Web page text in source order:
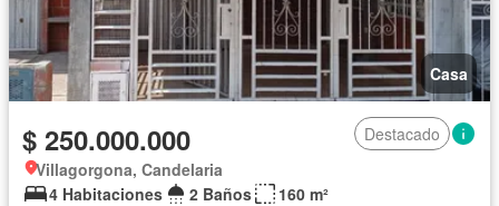
Casa
$ 250.000.000
Destacado
Villagorgona, Candelaria
4 Habitaciones
2 Baños 160 m²